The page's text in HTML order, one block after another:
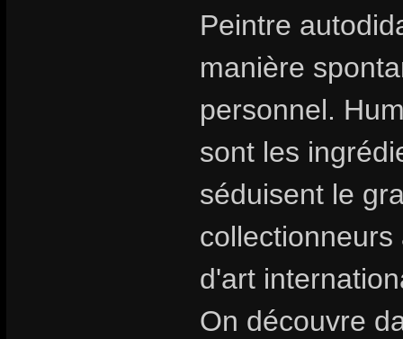
Peintre
manière
personnel.
sont les
séduisent le
collectionneurs
d'art
On découvre